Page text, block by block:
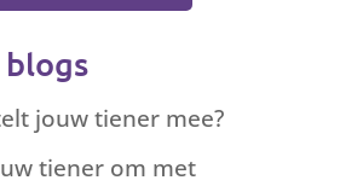
blogs
jouw tiener mee?
tiener om met